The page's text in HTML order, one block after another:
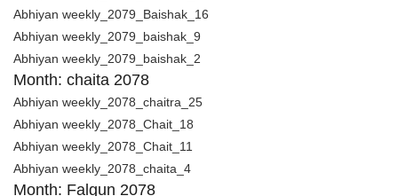
Abhiyan weekly_2079_Baishak_16
Abhiyan weekly_2079_baishak_9
Abhiyan weekly_2079_baishak_2
Month: chaita 2078
Abhiyan weekly_2078_chaitra_25
Abhiyan weekly_2078_Chait_18
Abhiyan weekly_2078_Chait_11
Abhiyan weekly_2078_chaita_4
Month: Falgun 2078